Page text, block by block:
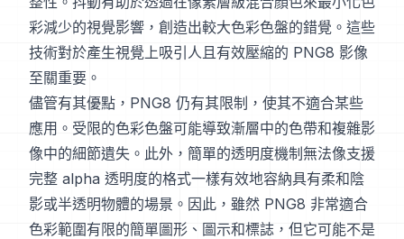
彩減少的視覺影響，創造出較大色彩色盤的錯覺。這些
技術對於產生視覺上吸引人且有效壓縮的 PNG8 影像
至關重要。
儘管有其優點，PNG8 仍有其限制，使其不適合某些
應用。受限的色彩色盤可能導致漸層中的色帶和複雜影
像中的細節遺失。此外，簡單的透明度機制無法像支援
完整 alpha 透明度的格式一樣有效地容納具有柔和陰
影或半透明物體的場景。因此，雖然 PNG8 非常適合
色彩範圍有限的簡單圖形、圖示和標誌，但它可能不是